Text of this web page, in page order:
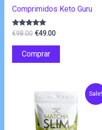
Comprimidos Keto Guru
Avaliação
de 5
€98.00 O
original
era:
€49.00O
Comprar
Sale!